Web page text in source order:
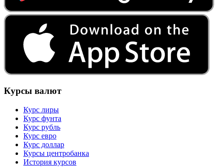
Курсы валют
Курс лиры
Курс фунта
Курс рубль
Курс евро
Курс доллар
Курсы центробанка
История курсов